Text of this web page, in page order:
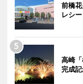
前橋
レシ
高崎
完成